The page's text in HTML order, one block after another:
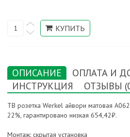
ОПИСАНИЕ
ОПЛАТА И
ИНСТРУКЦИЯ
ОТЗЫВЫ
ТВ розетка Werkel айвори матовая
22%, гарантировано низкая 654,42₽.
Монтаж: скрытая установка